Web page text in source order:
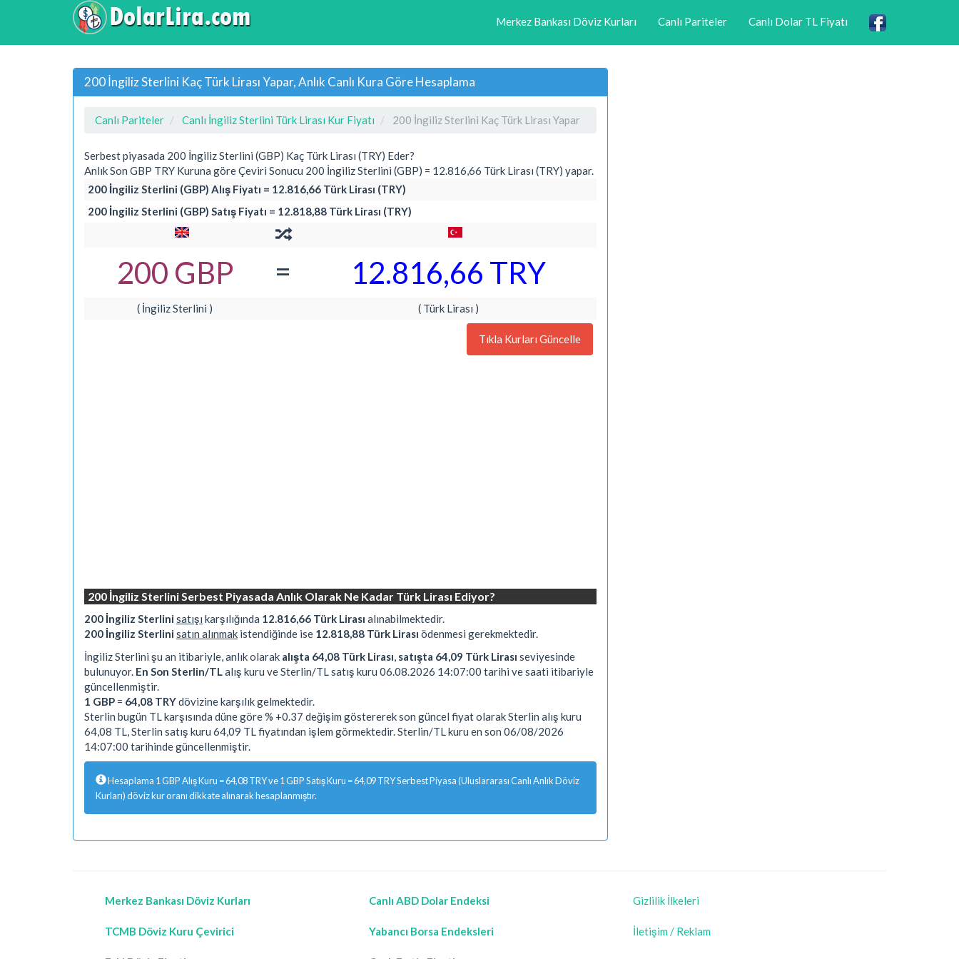
Merkez Bankası Döviz Kurları Canlı Pariteler Canlı Dolar TL Fiyatı
200 İngiliz Sterlini Kaç Türk Lirası Yapar, Anlık Canlı Kura Göre Hesaplama
Canlı Pariteler Canlı İngiliz Sterlini Türk Lirası Kur Fiyatı 200 İngiliz Sterlini Kaç Türk Lirası Yapar
Serbest piyasada 200 İngiliz Sterlini (GBP) Kaç Türk Lirası (TRY) Eder?
Anlık Son GBP TRY Kuruna göre Çeviri Sonucu 200 İngiliz Sterlini (GBP) = 12.816,66 Türk Lirası (TRY) yapar.
200 İngiliz Sterlini (GBP) Alış Fiyatı = 12.816,66 Türk Lirası (TRY)
200 İngiliz Sterlini (GBP) Satış Fiyatı = 12.818,88 Türk Lirası (TRY)
200 GBP = 12.816,66 TRY
( İngiliz Sterlini ) ( Türk Lirası )
Tıkla Kurları Güncelle
200 İngiliz Sterlini Serbest Piyasada Anlık Olarak Ne Kadar Türk Lirası Ediyor?
200 İngiliz Sterlinisatışı karşılığında 12.816,66 Türk Lirası alınabilmektedir.
200 İngiliz Sterlinisatın alınmak istendiğinde ise 12.818,88 Türk Lirası ödenmesi gerekmektedir.
İngiliz Sterlini şu an itibariyle, anlık olarak alışta 64,08 Türk Lirası satışta 64,09 Türk Lirası seviyesinde
bulunuyor. En Son Sterlin/TL alış kuru ve Sterlin/TL satış kuru 06.08.2026 14:07:00 tarihi ve saati itibariyle
güncellenmiştir.
1 GBP = 64,08 TRYdövizine karşılık gelmektedir.
Sterlin bugün TL karşısında düne göre % +0.37 değişim göstererek son güncel fiyat olarak Sterlin alış kuru
64,08 TL, Sterlin satış kuru 64,09 TL fiyatından işlem görmektedir. Sterlin/TL kuru en son 06/08/2026
14:07:00 tarihinde güncellenmiştir.
Hesaplama 1 GBP Alış Kuru = 64,08 TRY ve 1 GBP Satış Kuru = 64,09 TRY Serbest Piyasa (Uluslararası Canlı Anlık Döviz
Kurları) döviz kur oranı dikkate alınarak hesaplanmıştır.
Merkez Bankası Döviz Kurları
TCMB Döviz Kuru Çevirici
Canlı ABD Dolar Endeksi
Yabancı Borsa Endeksleri
Gizlilik İlkeleri
İletişim / Reklam